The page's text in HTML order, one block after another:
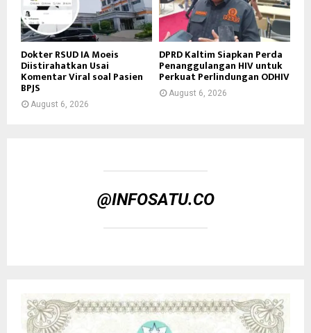
Dokter RSUD IA Moeis
Diistirahatkan Usai
Komentar Viral soal Pasien
BPJS
August 6, 2026
DPRD Kaltim Siapkan Perda
Penanggulangan HIV untuk
Perkuat Perlindungan ODHIV
August 6, 2026
@INFOSATU.CO